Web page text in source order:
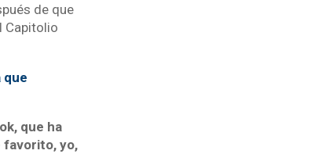
de que
Capitolio
que
que ha
favorito, yo,